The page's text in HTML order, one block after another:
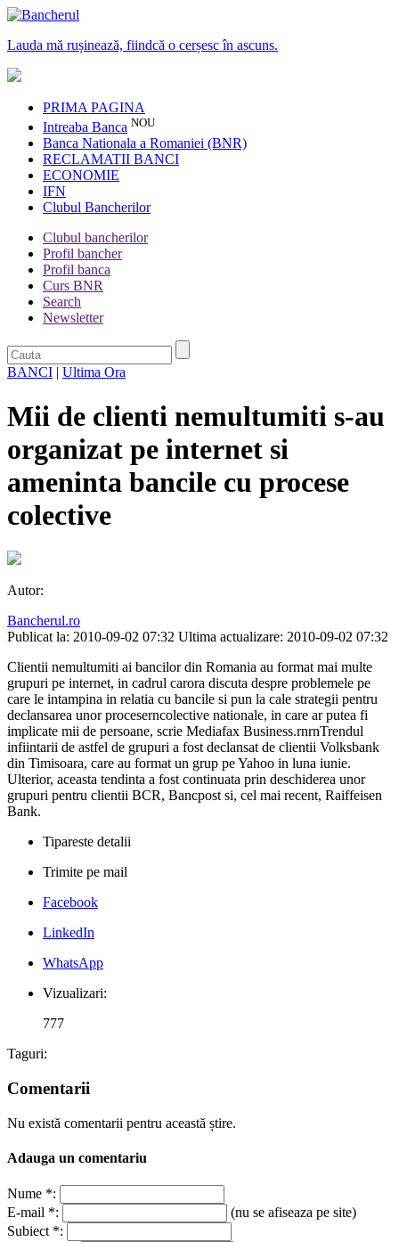
Lauda mă rușinează, fiindcă o cerșesc în ascuns.
PRIMA PAGINA
Intreaba Banca NOU
Banca Nationala a Romaniei (BNR)
RECLAMATII BANCI
ECONOMIE
IFN
Clubul Bancherilor
Clubul bancherilor
Profil bancher
Profil banca
Curs BNR
Search
Newsletter
BANCI | Ultima Ora
Mii de clienti nemultumiti s-au
organizat pe internet si
ameninta bancile cu procese
colective
Autor:
Bancherul.ro
Publicat la: 2010-09-02 07:32 Ultima actualizare: 2010-09-02 07:32
Clientii nemultumiti ai bancilor din Romania au format mai multe
grupuri pe internet, in cadrul carora discuta despre problemele pe
care le intampina in relatia cu bancile si pun la cale strategii pentru
declansarea unor proceserncolective nationale, in care ar putea fi
implicate mii de persoane, scrie Mediafax Business.rnrnTrendul
infiintarii de astfel de grupuri a fost declansat de clientii Volksbank
din Timisoara, care au format un grup pe Yahoo in luna iunie.
Ulterior, aceasta tendinta a fost continuata prin deschiderea unor
grupuri pentru clientii BCR, Bancpost si, cel mai recent, Raiffeisen
Bank.
Tipareste detalii
Trimite pe mail
Facebook
LinkedIn
WhatsApp
Vizualizari:
777
Taguri:
Comentarii
Nu există comentarii pentru această știre.
Adauga un comentariu
Nume *:
E-mail *:
(nu se afiseaza pe site)
Subiect *: